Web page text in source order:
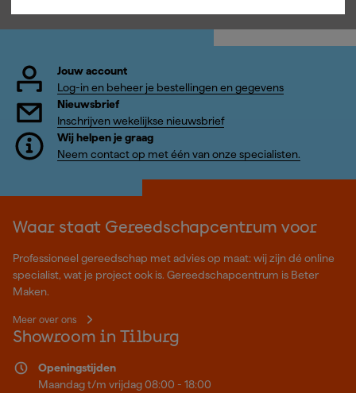
Jouw account
Log-in en beheer je bestellingen en gegevens
Nieuwsbrief
Inschrijven wekelijkse nieuwsbrief
Wij helpen je graag
Neem contact op met één van onze specialisten.
Waar staat Gereedschapcentrum voor
Professioneel gereedschap met advies op maat: wij zijn dé online
specialist, wat je project ook is. Gereedschapcentrum is Beter
Maken.
Meer over ons
Showroom in Tilburg
Openingstijden
Maandag t/m vrijdag 08:00 - 18:00